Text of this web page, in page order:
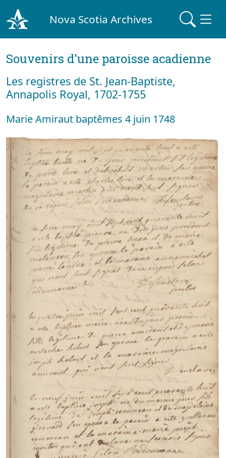
Nova Scotia Archives
Souvenirs d'une paroisse acadienne
Les registres de St. Jean-Baptiste,
Annapolis Royal, 1702-1755
Marie Amiraut baptêmes 4 juin 1748